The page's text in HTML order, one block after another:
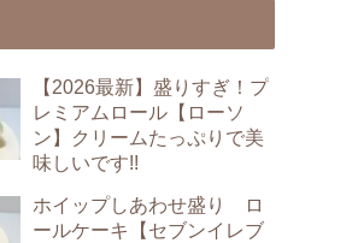
【2026最新】盛りすぎ！プ
レミアムロール【ローソ
ン】クリームたっぷりで美
味しいです!!
ホイップしあわせ盛り ロ
ールケーキ【セブンイレブ